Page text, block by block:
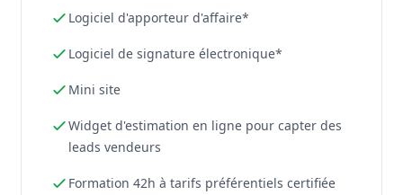
Logiciel d'apporteur d'affaire*
Logiciel de signature électronique*
Mini site
Widget d'estimation en ligne pour capter des
leads vendeurs
Formation 42h à tarifs préférentiels certifiée